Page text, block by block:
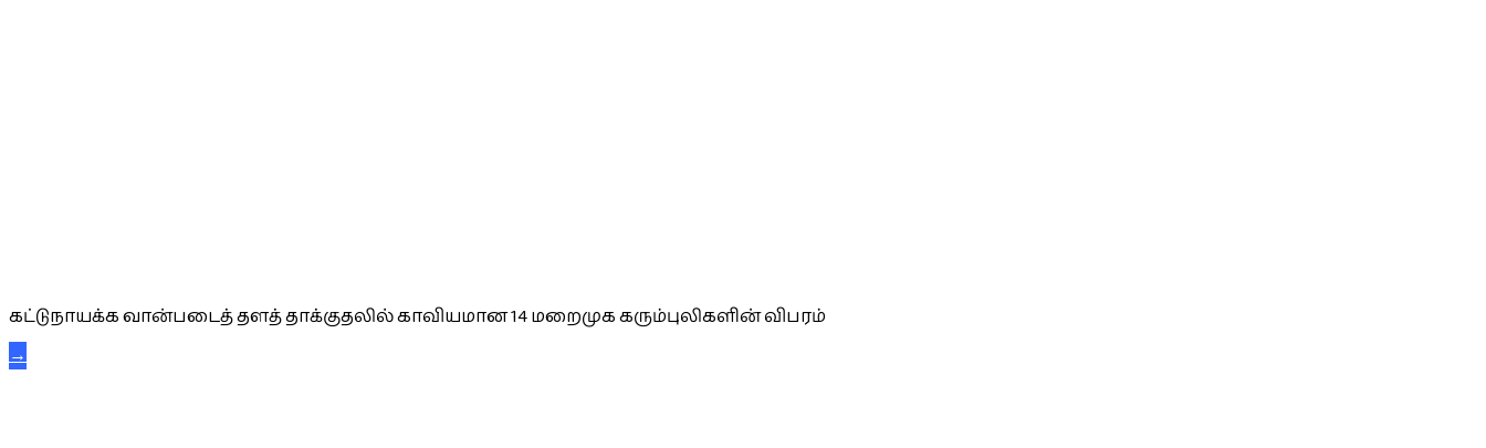
கட்டுநாயக்க வான்படைத் தளத் தாக்குதலில் காவியமான 14 மறைமுக கரும்புலிகளின் விபரம்
→